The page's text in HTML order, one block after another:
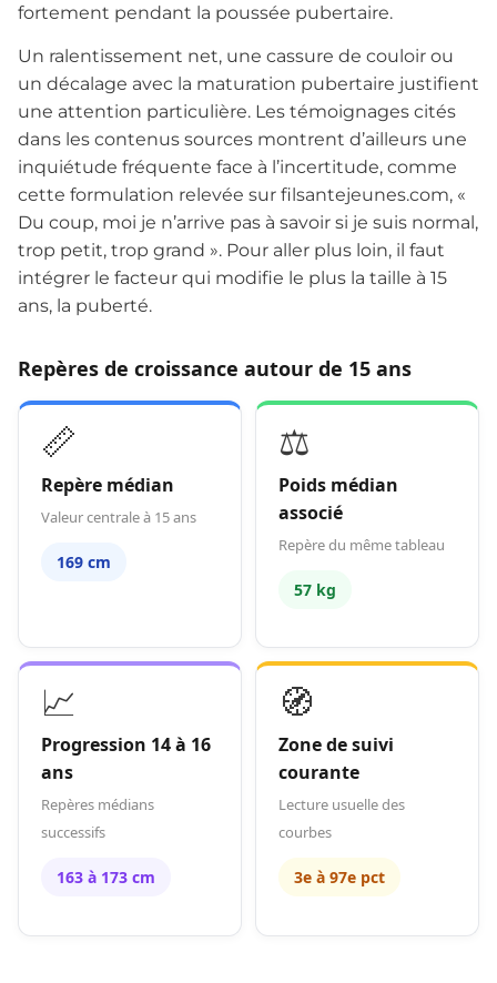
fortement pendant la poussée pubertaire.
Un ralentissement net, une cassure de couloir ou
un décalage avec la maturation pubertaire justifient
une attention particulière. Les témoignages cités
dans les contenus sources montrent d’ailleurs une
inquiétude fréquente face à l’incertitude, comme
cette formulation relevée sur filsantejeunes.com, «
Du coup, moi je n’arrive pas à savoir si je suis normal,
trop petit, trop grand ». Pour aller plus loin, il faut
intégrer le facteur qui modifie le plus la taille à 15
ans, la puberté.
Repères de croissance autour de 15 ans
📏
Repère médian
Valeur centrale à 15 ans
169 cm
⚖️
Poids médian
associé
Repère du même tableau
57 kg
📈
Progression 14 à 16
ans
Repères médians
successifs
163 à 173 cm
🧭
Zone de suivi
courante
Lecture usuelle des
courbes
3e à 97e pct